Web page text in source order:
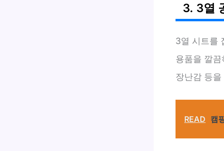
3. 3열
3열 시트를
용품을 깔
장난감 등
READ 캠